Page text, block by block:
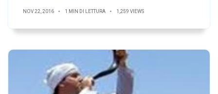
NOV 22, 2016 1 MIN DI LETTURA 1,259 VIEWS